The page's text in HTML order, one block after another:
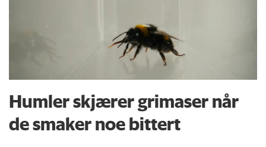
Humler skjærer grimaser når
de smaker noe bittert